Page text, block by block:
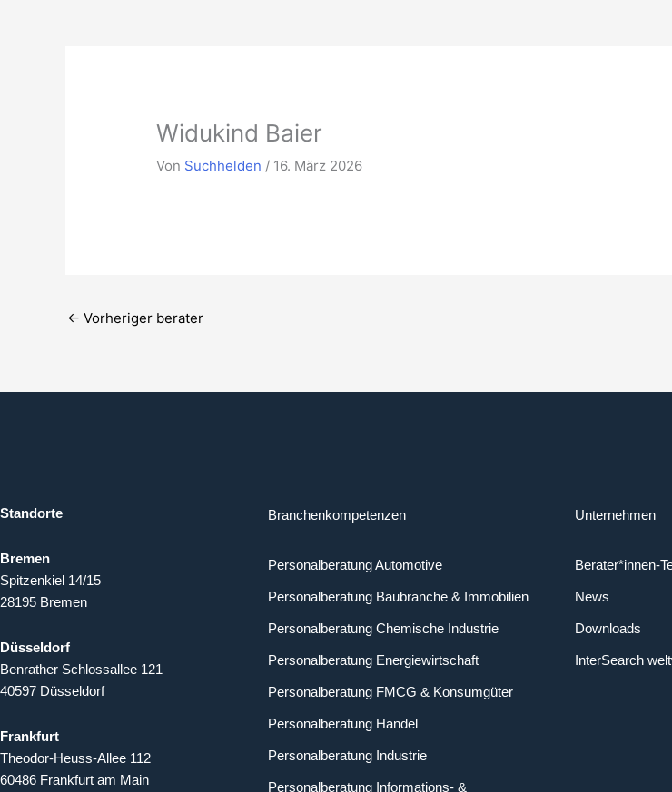
Widukind Baier
Von Suchhelden / 16. März 2026
← Vorheriger berater
Standorte
Bremen
Spitzenkiel 14/15
28195 Bremen
Düsseldorf
Benrather Schlossallee 121
40597 Düsseldorf
Frankfurt
Theodor-Heuss-Allee 112
60486 Frankfurt am Main
Branchenkompetenzen
Personalberatung Automotive
Personalberatung Baubranche & Immobilien
Personalberatung Chemische Industrie
Personalberatung Energiewirtschaft
Personalberatung FMCG & Konsumgüter
Personalberatung Handel
Personalberatung Industrie
Personalberatung Informations- &
Unternehmen
Berater*innen-
News
Downloads
InterSearch